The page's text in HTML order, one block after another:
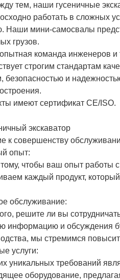
тем, наши гусеничные
работать в сложных
Наши мини-самосвалы
грузов.
команда инженеров и
строгим стандартам
безопасностью и
имеют сертификат CE/ISO.
к совершенству
опыт:
чтобы ваш опыт
каждый продукт,
обслуживание:
решите ли вы
информацию и обсуждения
мы стремимся
услуги:
уникальных требований
оборудование,